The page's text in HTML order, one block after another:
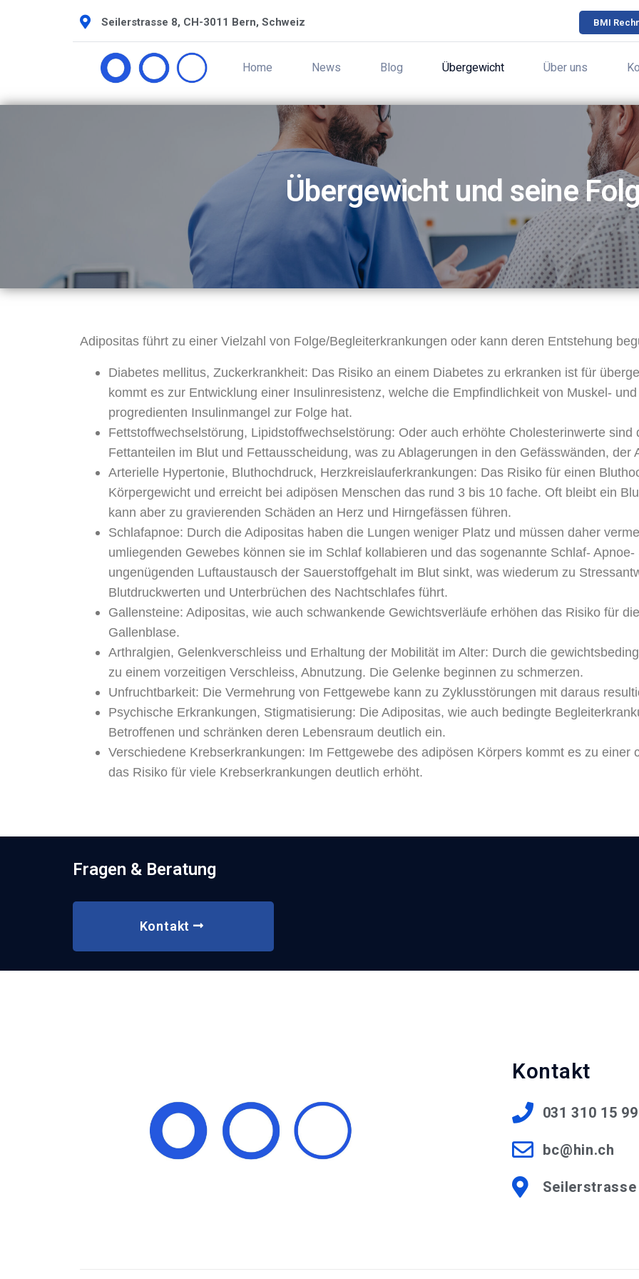
Seilerstrasse 8, CH-3011 Bern, Schweiz BMI
Home News Blog Übergewicht Über uns
Übergewicht und seine
Adipositas führt zu einer Vielzahl von Folge/Begleiterkrankungen oder kann deren Entstehung
Diabetes mellitus, Zuckerkrankheit: Das Risiko an einem Diabetes zu erkranken ist für
kommt es zur Entwicklung einer Insulinresistenz, welche die Empfindlichkeit von Muskel-
progredienten Insulinmangel zur Folge hat.
Fettstoffwechselstörung, Lipidstoffwechselstörung: Oder auch erhöhte Cholesterinwerte
Fettanteilen im Blut und Fettausscheidung, was zu Ablagerungen in den Gefässwänden, der
Arterielle Hypertonie, Bluthochdruck, Herzkreislauferkrankungen: Das Risiko für einen
Körpergewicht und erreicht bei adipösen Menschen das rund 3 bis 10 fache. Oft bleibt ein
kann aber zu gravierenden Schäden an Herz und Hirngefässen führen.
Schlafapnoe: Durch die Adipositas haben die Lungen weniger Platz und müssen daher
umliegenden Gewebes können sie im Schlaf kollabieren und das sogenannte Schlaf-
ungenügenden Luftaustausch der Sauerstoffgehalt im Blut sinkt, was wiederum zu
Blutdruckwerten und Unterbrüchen des Nachtschlafes führt.
Gallensteine: Adipositas, wie auch schwankende Gewichtsverläufe erhöhen das Risiko für
Gallenblase.
Arthralgien, Gelenkverschleiss und Erhaltung der Mobilität im Alter: Durch die
zu einem vorzeitigen Verschleiss, Abnutzung. Die Gelenke beginnen zu schmerzen.
Unfruchtbarkeit: Die Vermehrung von Fettgewebe kann zu Zyklusstörungen mit daraus
Psychische Erkrankungen, Stigmatisierung: Die Adipositas, wie auch bedingte
Betroffenen und schränken deren Lebensraum deutlich ein.
Verschiedene Krebserkrankungen: Im Fettgewebe des adipösen Körpers kommt es zu einer
das Risiko für viele Krebserkrankungen deutlich erhöht.
Fragen & Beratung
Kontakt
Kontakt
031 310 15 99
bc@hin.ch
Seilerstrasse
Adipositasbroschüre
Lesen Sie unsere Adipositasbroschüre online und interaktiv.
Online lesen Nein danke